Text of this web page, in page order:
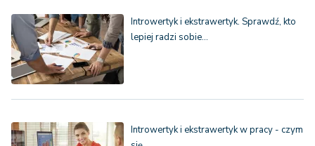
Introwertyk i ekstrawertyk. Sprawdź, kto
lepiej radzi sobie…
Introwertyk i ekstrawertyk w pracy - czym